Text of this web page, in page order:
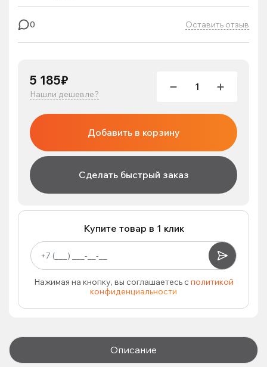
0 Оставить отзыв
5 185₽
Нашли дешевле?
Добавить в корзину
Сделать быстрый заказ
Купите товар в 1 клик
Нажимая на кнопку, вы соглашаетесь с политикой
конфиденциальности
Описание